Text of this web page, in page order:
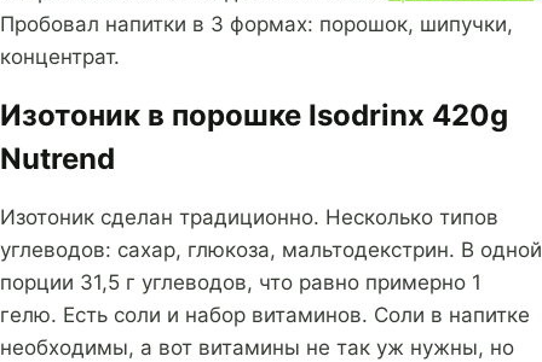
Пробовал напитки в 3 формах: порошок, шипучки,
концентрат.
Изотоник в порошке Isodrinx 420g
Nutrend
Изотоник сделан традиционно. Несколько типов
углеводов: сахар, глюкоза, мальтодекстрин. В одной
порции 31,5 г углеводов, что равно примерно 1
гелю. Есть соли и набор витаминов. Соли в напитке
необходимы, а вот витамины не так уж нужны, но